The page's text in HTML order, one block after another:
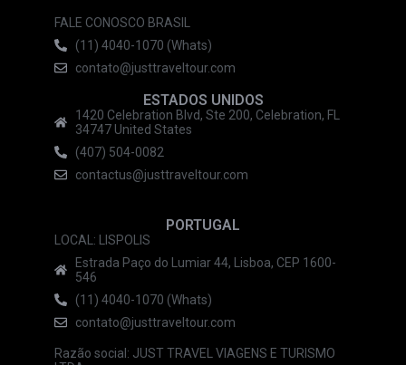
FALE CONOSCO BRASIL
(11) 4040-1070 (Whats)
contato@justtraveltour.com
ESTADOS UNIDOS
1420 Celebration Blvd, Ste 200, Celebration, FL
34747 United States
(407) 504-0082
contactus@justtraveltour.com
PORTUGAL
LOCAL: LISPOLIS
Estrada Paço do Lumiar 44, Lisboa, CEP 1600-
546
(11) 4040-1070 (Whats)
contato@justtraveltour.com
Razão social: JUST TRAVEL VIAGENS E TURISMO